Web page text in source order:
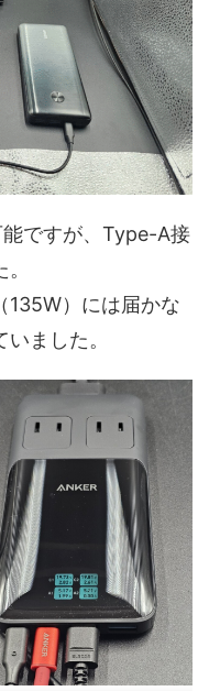
ですが、Type-A接
135W）には届かな
ました。